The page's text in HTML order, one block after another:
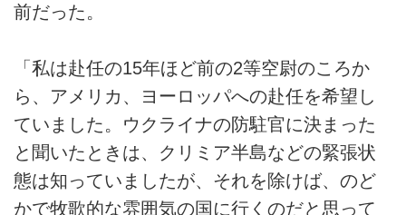
前だった。
「私は赴任の15年ほど前の2等空尉のころか
ら、アメリカ、ヨーロッパへの赴任を希望し
ていました。ウクライナの防駐官に決まった
と聞いたときは、クリミア半島などの緊張状
態は知っていましたが、それを除けば、のど
かで牧歌的な雰囲気の国に行くのだと思って